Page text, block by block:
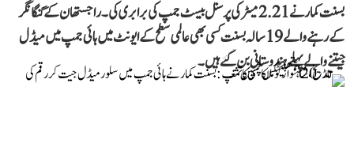
بسنت کمار نے 2.21 میٹر کی پرسنل بیسٹ جمپ کی برابری کی۔ راجستھان کے گنگا نگر
کے رہنے والے 19 سالہ بسنت کسی بھی عالمی سطح کے ایونٹ میں ہائی جمپ میں میڈل
جیتنے والے پہلے ہندوستانی بن گئے ہیں۔